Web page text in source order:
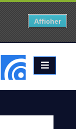
0)
Afficher